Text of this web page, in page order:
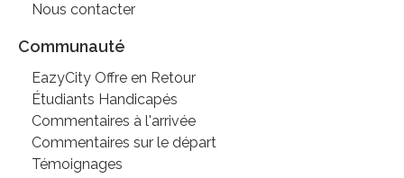
Nous contacter
Communauté
EazyCity Offre en Retour
Étudiants Handicapés
Commentaires à l'arrivée
Commentaires sur le départ
Témoignages